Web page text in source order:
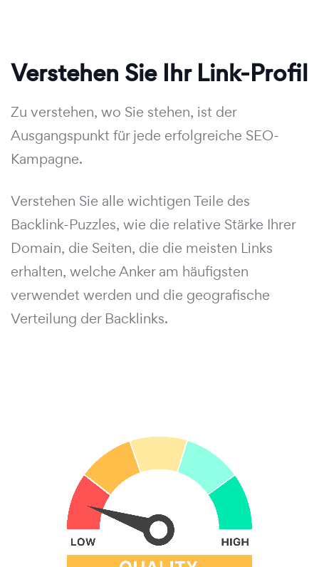
Verstehen Sie Ihr Link-Profil
Zu verstehen, wo Sie stehen, ist der
Ausgangspunkt für jede erfolgreiche SEO-
Kampagne.
Verstehen Sie alle wichtigen Teile des
Backlink-Puzzles, wie die relative Stärke Ihrer
Domain, die Seiten, die die meisten Links
erhalten, welche Anker am häufigsten
verwendet werden und die geografische
Verteilung der Backlinks.